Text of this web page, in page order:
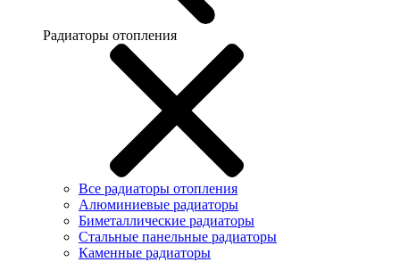
Радиаторы отопления
Все радиаторы отопления
Алюминиевые радиаторы
Биметаллические радиаторы
Стальные панельные радиаторы
Каменные радиаторы